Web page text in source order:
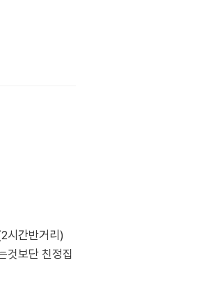
시간반거리)
것보단 친정집